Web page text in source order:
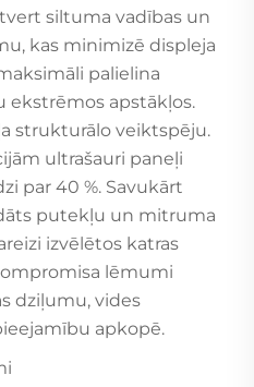
siltuma vadības un
kas minimizē displeja
palielina
ekstrēmos apstākļos.
strukturālo veiktspēju.
ultrašauri paneļi
par 40 %. Savukārt
putekļu un mitruma
izvēlētos katras
lēmumi
dziļumu, vides
apkopē.